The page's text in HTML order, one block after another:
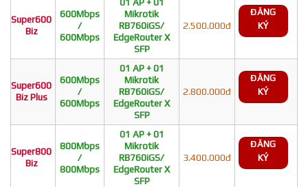
Super600
Biz
600Mbps
/
600Mbps
Mikrotik
RB760iGS/
EdgeRouter X
SFP
2.500.000đ
ĐĂNG
KÝ
Super600
Biz Plus
600Mbps
/
600Mbps
01 AP + 01
Mikrotik
RB760iGS/
EdgeRouter X
SFP
2.800.000đ
ĐĂNG
KÝ
Super800
Biz
800Mbps
/
800Mbps
01 AP + 01
Mikrotik
RB760iGS/
EdgeRouter X
SFP
3.400.000đ
ĐĂNG
KÝ